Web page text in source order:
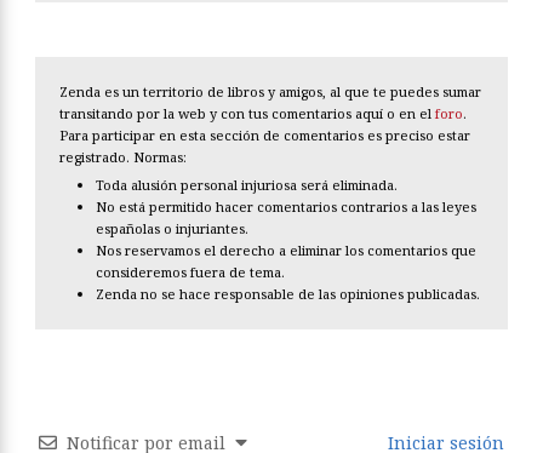
Zenda es un territorio de libros y amigos, al que te puedes sumar
transitando por la web y con tus comentarios aquí o en el foro.
Para participar en esta sección de comentarios es preciso estar
registrado. Normas:
Toda alusión personal injuriosa será eliminada.
No está permitido hacer comentarios contrarios a las leyes
españolas o injuriantes.
Nos reservamos el derecho a eliminar los comentarios que
consideremos fuera de tema.
Zenda no se hace responsable de las opiniones publicadas.
Notificar por email Iniciar sesión